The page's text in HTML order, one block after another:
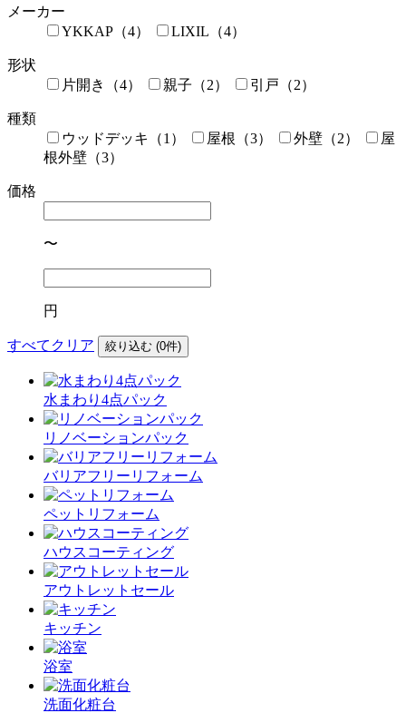
メーカー
YKKAP（4）
LIXIL（4）
形状
片開き（4）
親子（2） 引戸（2）
種類
ウッドデッキ（1）
屋根（3） 外壁（2）
屋
根外壁（3）
価格
〜
円
すべてクリア 絞り込む (0件)
水まわり4点パック
リノベーションパック
バリアフリーリフォーム
ペットリフォーム
ハウスコーティング
アウトレットセール
キッチン
浴室
洗面化粧台